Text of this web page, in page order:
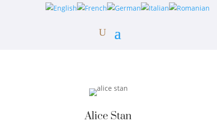
Alice Stan